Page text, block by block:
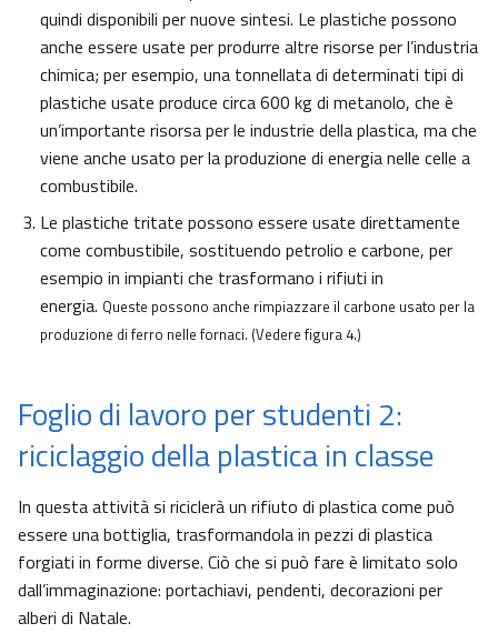
quindi disponibili per nuove sintesi. Le plastiche possono
anche essere usate per produrre altre risorse per l’industria
chimica; per esempio, una tonnellata di determinati tipi di
plastiche usate produce circa 600 kg di metanolo, che è
un’importante risorsa per le industrie della plastica, ma che
viene anche usato per la produzione di energia nelle celle a
combustibile.
Le plastiche tritate possono essere usate direttamente
come combustibile, sostituendo petrolio e carbone, per
esempio in impianti che trasformano i rifiuti in
energia. Queste possono anche rimpiazzare il carbone usato per la
produzione di ferro nelle fornaci. (Vedere figura 4.)
Foglio di lavoro per studenti 2:
riciclaggio della plastica in classe
In questa attività si riciclerà un rifiuto di plastica come può
essere una bottiglia, trasformandola in pezzi di plastica
forgiati in forme diverse. Ciò che si può fare è limitato solo
dall’immaginazione: portachiavi, pendenti, decorazioni per
alberi di Natale.